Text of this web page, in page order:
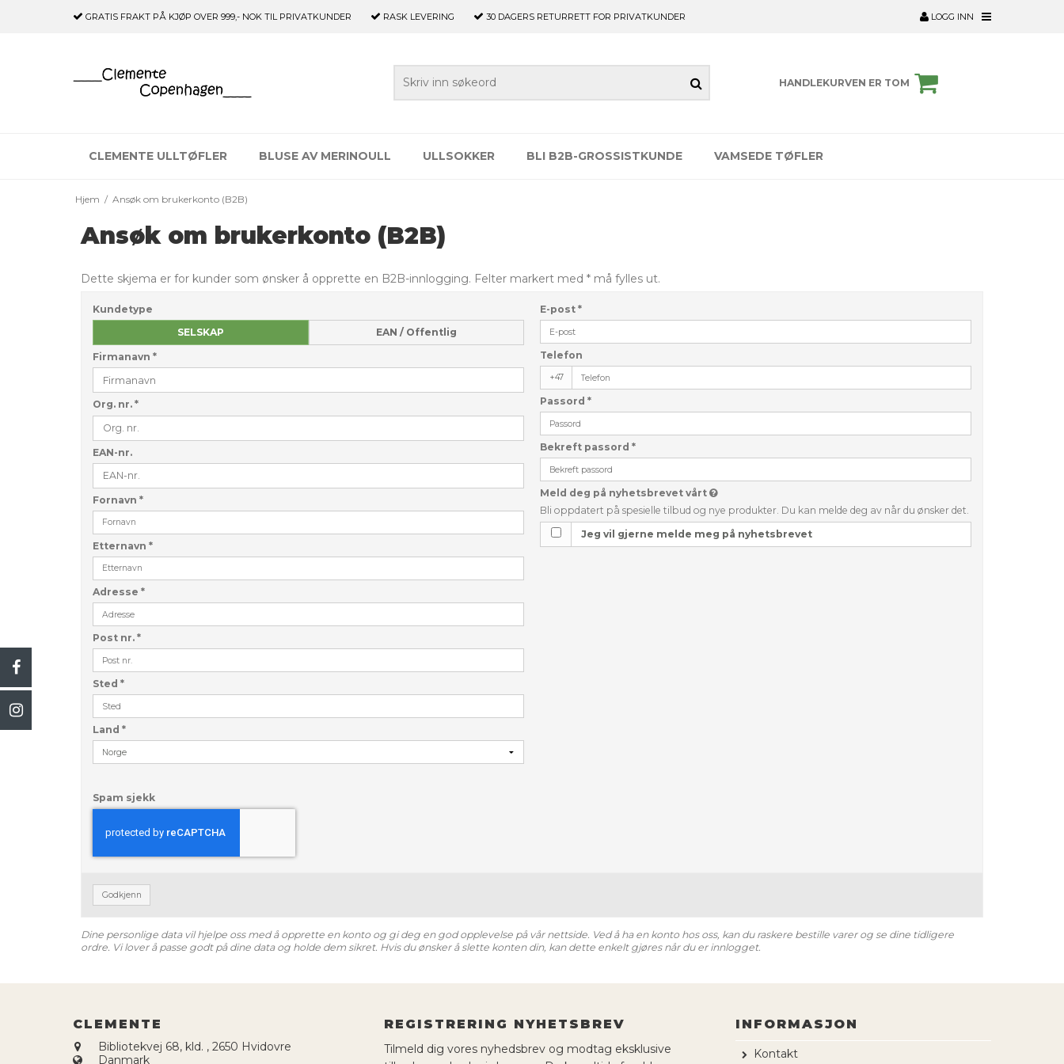
GRATIS FRAKT PÅ KJØP OVER 999,- NOK TIL PRIVATKUNDER RASK LEVERING 30 DAGERS RETURRETT FOR PRIVATKUNDER LOGG INN
HANDLEKURVEN ER TOM
CLEMENTE ULLTØFLER BLUSE AV MERINOULL ULLSOKKER BLI B2B-GROSSISTKUNDE VAMSEDE TØFLER
Hjem / Ansøk om brukerkonto (B2B)
Ansøk om brukerkonto (B2B)
Dette skjema er for kunder som ønsker å opprette en B2B-innlogging. Felter markert med * må fylles ut.
Kundetype
SELSKAP
EAN / Offentlig
Firmanavn *
Org. nr. *
EAN-nr.
Fornavn *
Etternavn *
Adresse *
Post nr. *
Sted *
Land *
E-post *
Telefon
+47
Passord *
Bekreft passord *
Meld deg på nyhetsbrevet vårt
Bli oppdatert på spesielle tilbud og nye produkter. Du kan melde deg av når du ønsker det.
Jeg vil gjerne melde meg på nyhetsbrevet
Spam sjekk
Godkjenn
Dine personlige data vil hjelpe oss med å opprette en konto og gi deg en god opplevelse på vår nettside. Ved å ha en konto hos oss, kan du raskere bestille varer og se dine tidligere
ordre. Vi lover å passe godt på dine data og holde dem sikret. Hvis du ønsker å slette konten din, kan dette enkelt gjøres når du er innlogget.
CLEMENTE
Bibliotekvej 68, kld. , 2650 Hvidovre
Danmark
REGISTRERING NYHETSBREV
Tilmeld dig vores nyhedsbrev og modtag eksklusive
INFORMASJON
Kontakt